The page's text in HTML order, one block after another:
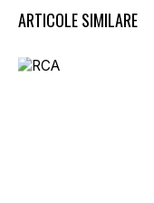
ARTICOLE SIMILARE